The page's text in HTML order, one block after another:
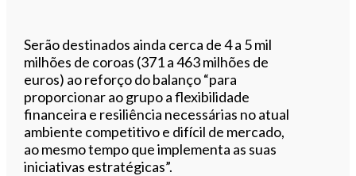
Serão destinados ainda cerca de 4 a 5 mil
milhões de coroas (371 a 463 milhões de
euros) ao reforço do balanço “para
proporcionar ao grupo a flexibilidade
financeira e resiliência necessárias no atual
ambiente competitivo e difícil de mercado,
ao mesmo tempo que implementa as suas
iniciativas estratégicas”.